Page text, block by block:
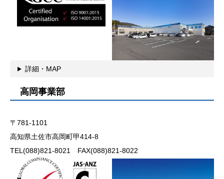
詳細・MAP
高岡事業部
〒781-1101
高知県土佐市高岡町甲414-8
TEL(088)821-8021 FAX(088)821-8022